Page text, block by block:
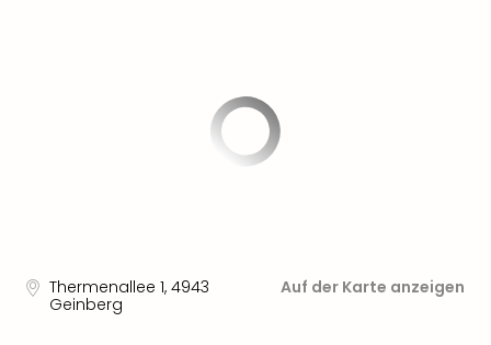
Thermenallee 1, 4943
Geinberg
Auf der Karte anzeigen